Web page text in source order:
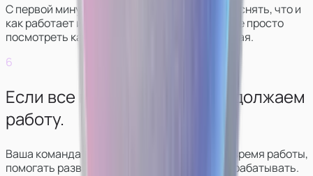
С первой минуты стрима куратор будет объяснять, что и
как работает и что нужно делать. Вы сможете просто
посмотреть как все выглядит, ничего не делая.
6
Если все понравилось — продолжаем
работу.
Ваша команда будет в контакте с вами все время работы,
помогать развиваться в сфере и больше зарабатывать.